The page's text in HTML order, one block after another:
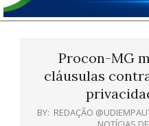
Procon-MG
cláusulas
BY: REDAÇÃO